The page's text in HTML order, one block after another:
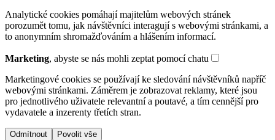
Analytické cookies pomáhají majitelům webových stránek
porozumět tomu, jak návštěvníci interagují s webovými stránkami, a
to anonymním shromažďováním a hlášením informací.
Marketing, abyste se nás mohli zeptat pomocí chatu
Marketingové cookies se používají ke sledování návštěvníků napříč
webovými stránkami. Záměrem je zobrazovat reklamy, které jsou
pro jednotlivého uživatele relevantní a poutavé, a tím cennější pro
vydavatele a inzerenty třetích stran.
Odmítnout Povolit vše